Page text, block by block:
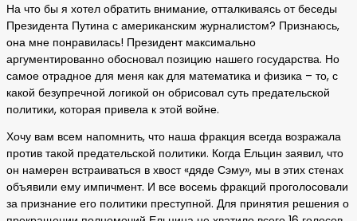
На что бы я хотел обратить внимание, отталкиваясь от беседы
Президента Путина с американским журналистом? Признаюсь,
она мне понравилась! Президент максимально
аргументированно обосновал позицию нашего государства. Но
самое отрадное для меня как для математика и физика – то, с
какой безупречной логикой он обрисовал суть предательской
политики, которая привела к этой войне.
Хочу вам всем напомнить, что наша фракция всегда возражала
против такой предательской политики. Когда Ельцин заявил, что
он намерен встраиваться в хвост «дяде Сэму», мы в этих стенах
объявили ему импичмент. И все восемь фракций проголосовали
за признание его политики преступной. Для принятия решения о